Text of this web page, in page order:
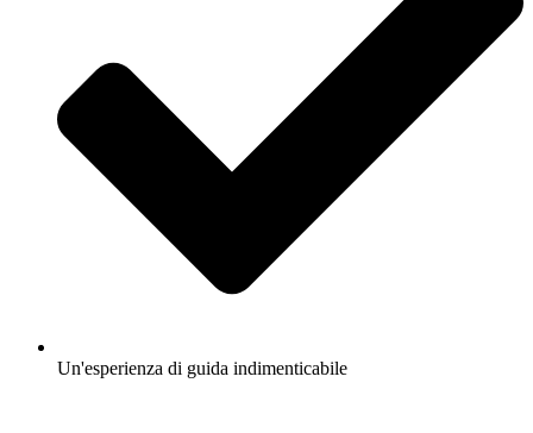
Un'esperienza di guida indimenticabile